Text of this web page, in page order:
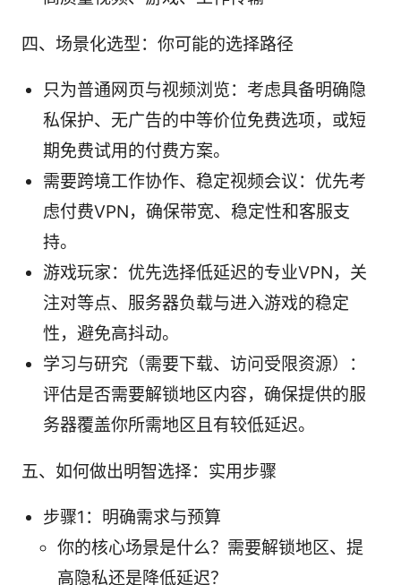
四、场景化选型：你可能的选择路径
只为普通网页与视频浏览：考虑具备明确隐
私保护、无广告的中等价位免费选项，或短
期免费试用的付费方案。
需要跨境工作协作、稳定视频会议：优先考
虑付费VPN，确保带宽、稳定性和客服支
持。
游戏玩家：优先选择低延迟的专业VPN，关
注对等点、服务器负载与进入游戏的稳定
性，避免高抖动。
学习与研究（需要下载、访问受限资源）：
评估是否需要解锁地区内容，确保提供的服
务器覆盖你所需地区且有较低延迟。
五、如何做出明智选择：实用步骤
步骤1：明确需求与预算
你的核心场景是什么？需要解锁地区、提
高隐私还是降低延迟？